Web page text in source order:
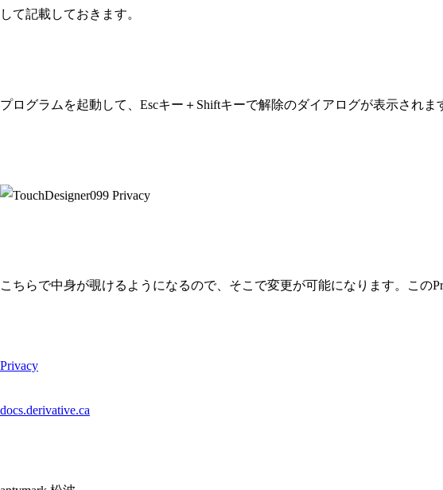
して記載しておきます。
プログラムを起動して、Escキー＋Shiftキーで解除のダイアログが表示されま
こちらで中身が覗けるようになるので、そこで変更が可能になります。この
Privacy
docs.derivative.ca